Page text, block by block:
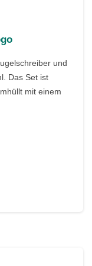
und
Das Set ist
mit einem